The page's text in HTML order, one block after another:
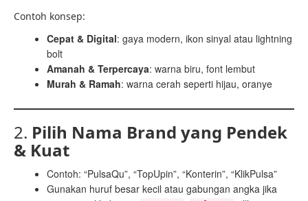
Contoh konsep:
Cepat & Digital: gaya modern, ikon sinyal atau lightning
bolt
Amanah & Terpercaya: warna biru, font lembut
Murah & Ramah: warna cerah seperti hijau, oranye
2. Pilih Nama Brand yang Pendek
& Kuat
Contoh: “PulsaQu”, “TopUpin”, “Konterin”, “KlikPulsa”
Gunakan huruf besar kecil atau gabungan angka jika